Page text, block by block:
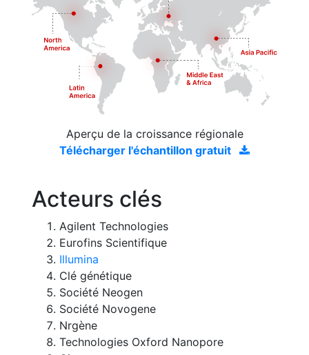
Aperçu de la croissance régionale
Télécharger l'échantillon gratuit
Acteurs clés
Agilent Technologies
Eurofins Scientifique
Illumina
Clé génétique
Société Neogen
Société Novogene
Nrgène
Technologies Oxford Nanopore